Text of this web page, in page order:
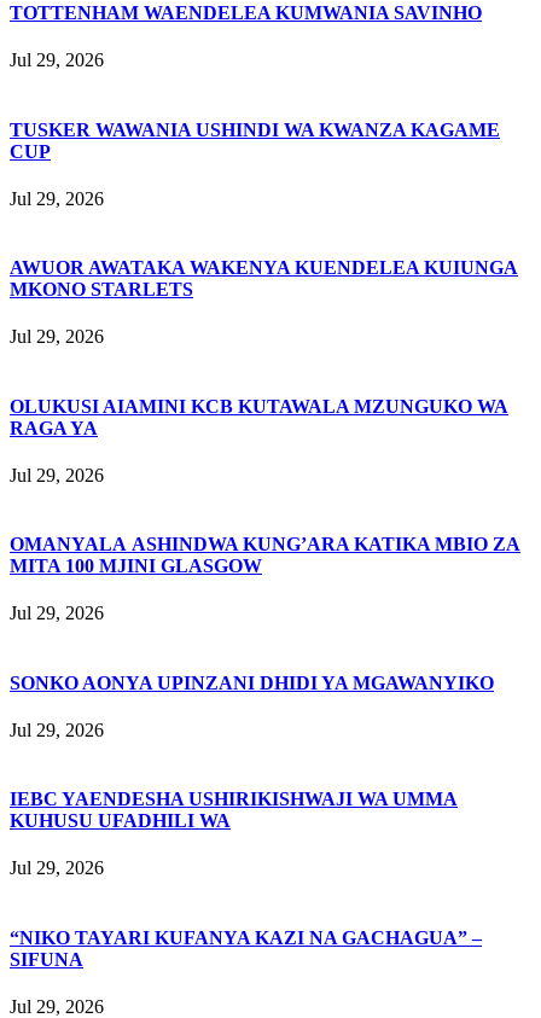
TOTTENHAM WAENDELEA KUMWANIA SAVINHO
Jul 29, 2026
TUSKER WAWANIA USHINDI WA KWANZA KAGAME
CUP
Jul 29, 2026
AWUOR AWATAKA WAKENYA KUENDELEA KUIUNGA
MKONO STARLETS
Jul 29, 2026
OLUKUSI AIAMINI KCB KUTAWALA MZUNGUKO WA
RAGA YA
Jul 29, 2026
OMANYALA ASHINDWA KUNG’ARA KATIKA MBIO ZA
MITA 100 MJINI GLASGOW
Jul 29, 2026
SONKO AONYA UPINZANI DHIDI YA MGAWANYIKO
Jul 29, 2026
IEBC YAENDESHA USHIRIKISHWAJI WA UMMA
KUHUSU UFADHILI WA
Jul 29, 2026
“NIKO TAYARI KUFANYA KAZI NA GACHAGUA” –
SIFUNA
Jul 29, 2026